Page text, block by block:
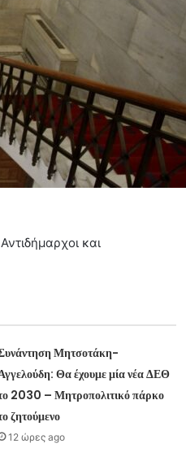
και
Μητσοτάκη-
Θα έχουμε μία νέα ΔΕΘ
2030 – Μητροπολιτικό πάρκο
ζητούμενο
12 ώρες ago